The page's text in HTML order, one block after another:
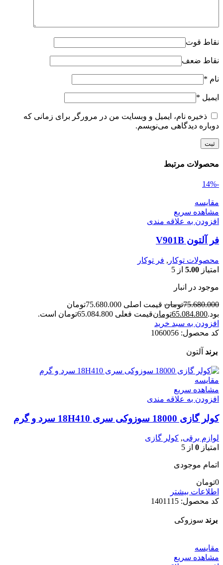
نقاط قوت
نقاط ضعف
نام *
ایمیل *
ذخیره نام، ایمیل و وبسایت من در مرورگر برای زمانی که
دوباره دیدگاهی می‌نویسم.
محصولات مرتبط
-14%
مقایسه
مشاهده سریع
افزودن به علاقه مندی
فر آلتون V901B
محصولات توکار , فر توکار
امتیاز 5.00 از 5
موجود در انبار
75.680.000تومان
قیمت اصلی 75.680.000تومان
بود.65.084.800تومانقیمت فعلی 65.084.800تومان است.
افزودن به سبد خرید
کد محصول: 1060056
برند آلتون
مقایسه
مشاهده سریع
افزودن به علاقه مندی
کولر گازی 18000 سوزوکی سری 18H410 سرد و گرم
لوازم برقی, کولر گازی
امتیاز 0 از 5
اتمام موجودی
0تومان
اطلاعات بیشتر
کد محصول: 1401115
برند سوزوکی
مقایسه
مشاهده سریع